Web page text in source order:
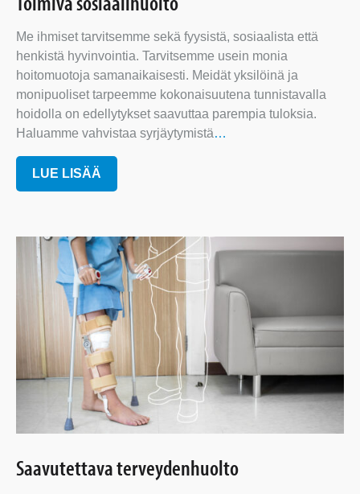
Me ihmiset tarvitsemme sekä fyysistä, sosiaalista että
henkistä hyvinvointia. Tarvitsemme usein monia
hoitomuotoja samanaikaisesti. Meidät yksilöinä ja
monipuoliset tarpeemme kokonaisuutena tunnistavalla
hoidolla on edellytykset saavuttaa parempia tuloksia.
Haluamme vahvistaa syrjäytymistä…
LUE LISÄÄ
Saavutettava terveydenhuolto